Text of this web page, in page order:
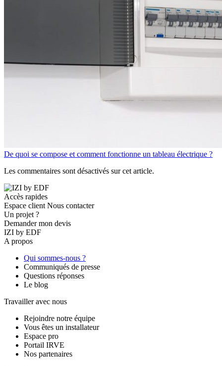
De quoi se compose et comment fonctionne un tableau électrique ?
Les commentaires sont désactivés sur cet article.
Accès rapides
Espace client Nous contacter
Un projet ?
Demander mon devis
IZI by EDF
A propos
Qui sommes-nous ?
Communiqués de presse
Questions réponses
Le blog
Travailler avec nous
Rejoindre notre équipe
Vous êtes un installateur
Espace pro
Portail IRVE
Nos partenaires